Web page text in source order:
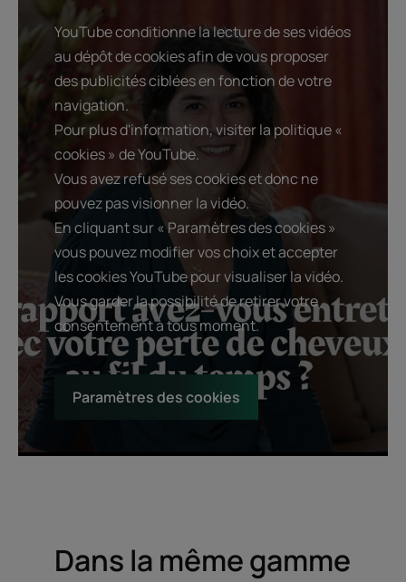
YouTube conditionne la lecture de ses vidéos
au dépôt de cookies afin de vous proposer
des publicités ciblées en fonction de votre
navigation.
Pour plus d'information, visiter la politique «
cookies » de YouTube.
Vous avez refusé ses cookies et donc ne
pouvez pas visionner la vidéo.
En cliquant sur « Paramètres des cookies »
vous pouvez modifier vos choix et accepter
les cookies YouTube pour visualiser la vidéo.
Vous garder la possibilité de retirer votre
consentement à tous moment.
Paramètres des cookies
Dans la même gamme